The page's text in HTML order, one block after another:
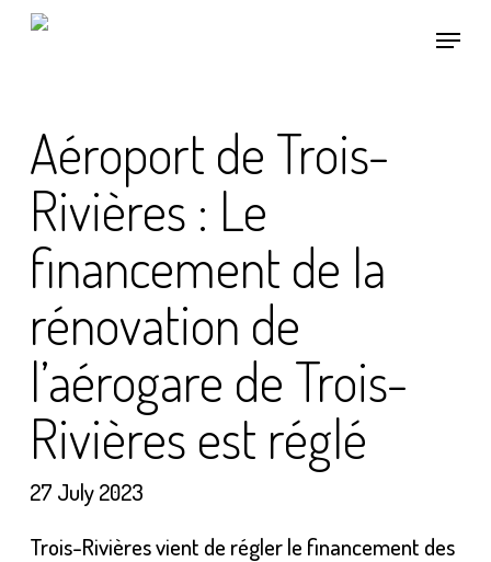
Skip
Menu
Aéroport de Trois-
Rivières : Le
financement de la
rénovation de
l’aérogare de Trois-
Rivières est réglé
27 July 2023
Trois-Rivières vient de régler le financement des